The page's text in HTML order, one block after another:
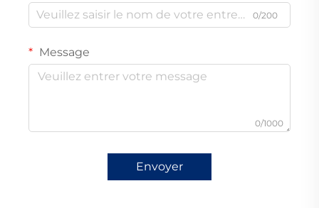
0/200
Message
0/1000
Envoyer